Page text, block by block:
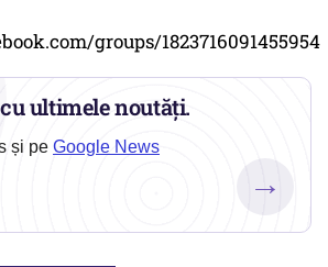
groups/1823716091455954
ultimele noutăți.
și pe Google News
→